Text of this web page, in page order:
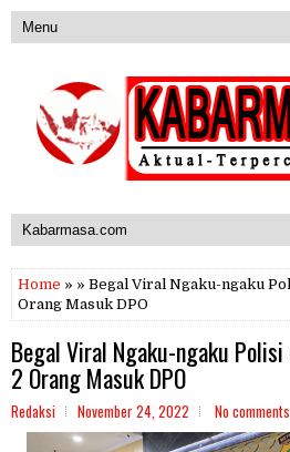
Home » » Begal Viral Ngaku-ngaku
Orang Masuk DPO
Begal Viral Ngaku-ngaku
2 Orang Masuk DPO
Redaksi November 24, 2022 No comments